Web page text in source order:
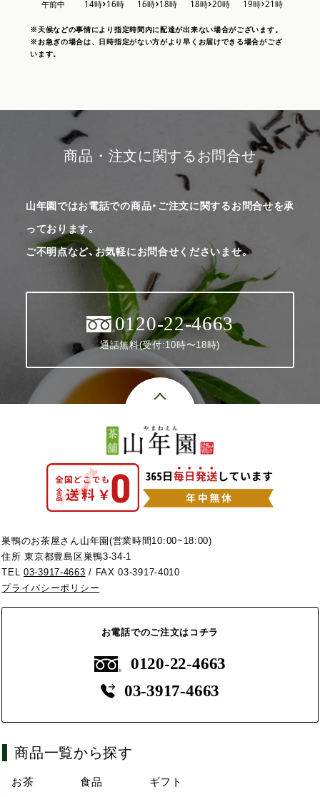
※天候などの事情により指定時間内に配達が出来ない場合がございます。
※お急ぎの場合は、日時指定がない方がより早くお届けできる場合がござ
います。
商品・注文に関するお問合せ
山年園ではお電話での商品・ご注文に関するお問合せを承
っております。
ご不明点など、お気軽にお問合せくださいませ。
0120-22-4663
通話無料(受付:10時〜18時)
巣鴨のお茶屋さん山年園(営業時間10:00~18:00)
住所 東京都豊島区巣鴨3-34-1
TEL03-3917-4663 / FAX 03-3917-4010
プライバシーポリシー
お電話でのご注文はコチラ
0120-22-4663
03-3917-4663
商品一覧から探す
お茶 食品 ギフト